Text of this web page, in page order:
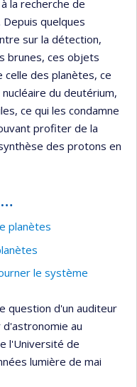
la recherche de
quelques
sur la détection,
brunes, ces objets
des planètes, ce
du deutérium,
ce qui les condamne
profiter de la
des protons en
planètes
le système
question d'un auditeur
au
l'Université de
lumière de mai